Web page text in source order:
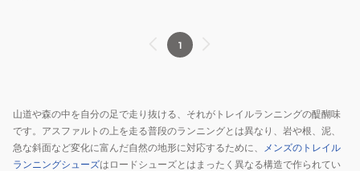
グ
ウ
ン
レ
ブ
ブ
ル
ー
ン
シ
ュ
1
山道や森の中を自分の足で走り抜ける、それがトレイルランニングの醍醐味
です。アスファルトの上を走る普段のランニングとは異なり、岩や根、泥、
急な斜面など変化に富んだ自然の地形に対応するために、
メンズのトレイル
ランニングシューズはロードシューズとはまったく異なる構造で作られてい